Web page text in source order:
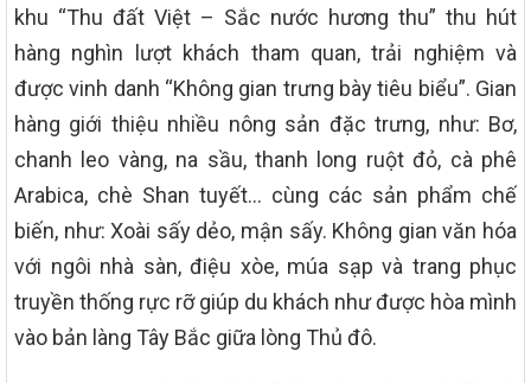
khu “Thu đất Việt – Sắc nước hương thu” thu hút
hàng nghìn lượt khách tham quan, trải nghiệm và
được vinh danh “Không gian trưng bày tiêu biểu”. Gian
hàng giới thiệu nhiều nông sản đặc trưng, như: Bơ,
chanh leo vàng, na sầu, thanh long ruột đỏ, cà phê
Arabica, chè Shan tuyết… cùng các sản phẩm chế
biến, như: Xoài sấy dẻo, mận sấy. Không gian văn hóa
với ngôi nhà sàn, điệu xòe, múa sạp và trang phục
truyền thống rực rỡ giúp du khách như được hòa mình
vào bản làng Tây Bắc giữa lòng Thủ đô.